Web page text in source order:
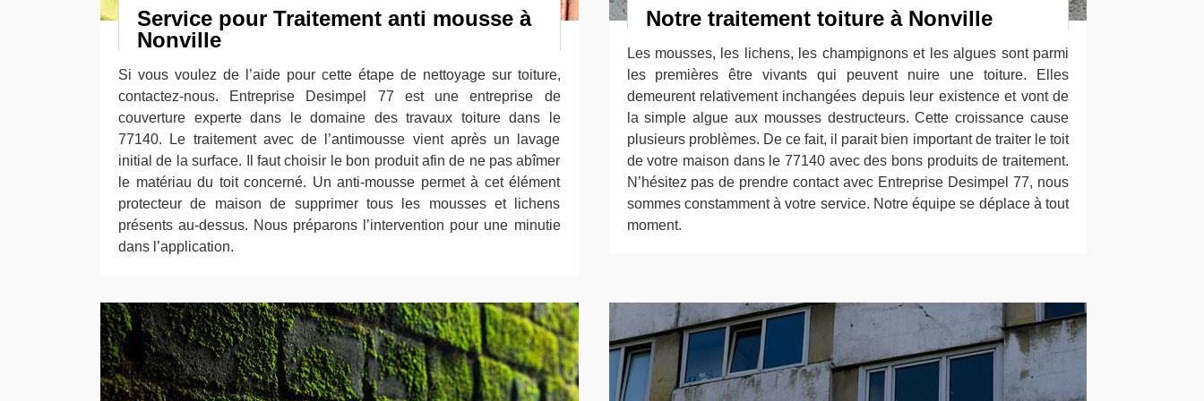
Service pour Traitement anti mousse à
Nonville
Si vous voulez de l’aide pour cette étape de nettoyage sur toiture,
contactez-nous. Entreprise Desimpel 77 est une entreprise de
couverture experte dans le domaine des travaux toiture dans le
77140. Le traitement avec de l’antimousse vient après un lavage
initial de la surface. Il faut choisir le bon produit afin de ne pas abîmer
le matériau du toit concerné. Un anti-mousse permet à cet élément
protecteur de maison de supprimer tous les mousses et lichens
présents au-dessus. Nous préparons l’intervention pour une minutie
dans l’application.
Notre traitement toiture à Nonville
Les mousses, les lichens, les champignons et les algues sont parmi
les premières être vivants qui peuvent nuire une toiture. Elles
demeurent relativement inchangées depuis leur existence et vont de
la simple algue aux mousses destructeurs. Cette croissance cause
plusieurs problèmes. De ce fait, il parait bien important de traiter le toit
de votre maison dans le 77140 avec des bons produits de traitement.
N’hésitez pas de prendre contact avec Entreprise Desimpel 77, nous
sommes constamment à votre service. Notre équipe se déplace à tout
moment.